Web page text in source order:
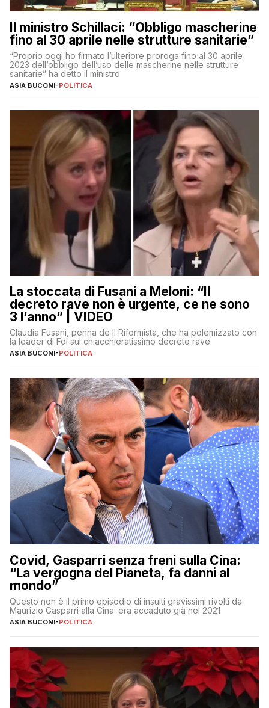
Il ministro Schillaci: “Obbligo mascherine
fino al 30 aprile nelle strutture sanitarie”
“Proprio oggi ho firmato l’ulteriore proroga fino al 30 aprile
2023 dell’obbligo dell’uso delle mascherine nelle strutture
sanitarie” ha detto il ministro
ASIA BUCONI-POLITICA
La stoccata di Fusani a Meloni: “Il
decreto rave non è urgente, ce ne sono
3 l’anno” | VIDEO
Claudia Fusani, penna de Il Riformista, che ha polemizzato con
la leader di FdI sul chiacchieratissimo decreto rave
ASIA BUCONI-POLITICA
Covid, Gasparri senza freni sulla Cina:
“La vergogna del Pianeta, fa danni al
mondo”
Questo non è il primo episodio di insulti gravissimi rivolti da
Maurizio Gasparri alla Cina: era accaduto già nel 2021
ASIA BUCONI-POLITICA